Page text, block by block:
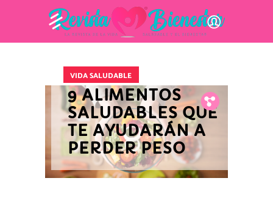
Fb.
Tw.
Pin.
VIDA SALUDABLE
9 ALIMENTOS
SALUDABLES QUE
TE AYUDARÁN A
PERDER PESO